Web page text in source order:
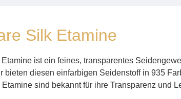
Silk Etamine
ist ein feines, transparentes
bieten diesen einfarbigen Seidenstoff in 935
sind bekannt für ihre Transparenz und